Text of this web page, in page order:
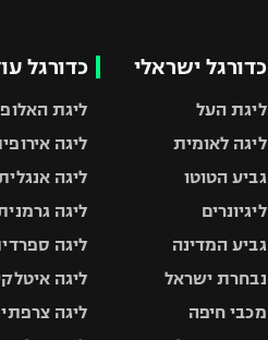
כדורגל ישראלי
ליגת העל
ליגה לאומית
גביע הטוטו
ליגיונרים
גביע המדינה
נבחרת ישראל
מכבי חיפה
כדורגל
ליגת
ליגה
ליגה
ליגה
ליגה
ליגה
ליגה